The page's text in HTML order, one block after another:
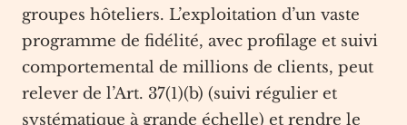
groupes hôteliers. L’exploitation d’un vaste
programme de fidélité, avec profilage et suivi
comportemental de millions de clients, peut
relever de l’Art. 37(1)(b) (suivi régulier et
systématique à grande échelle) et rendre le